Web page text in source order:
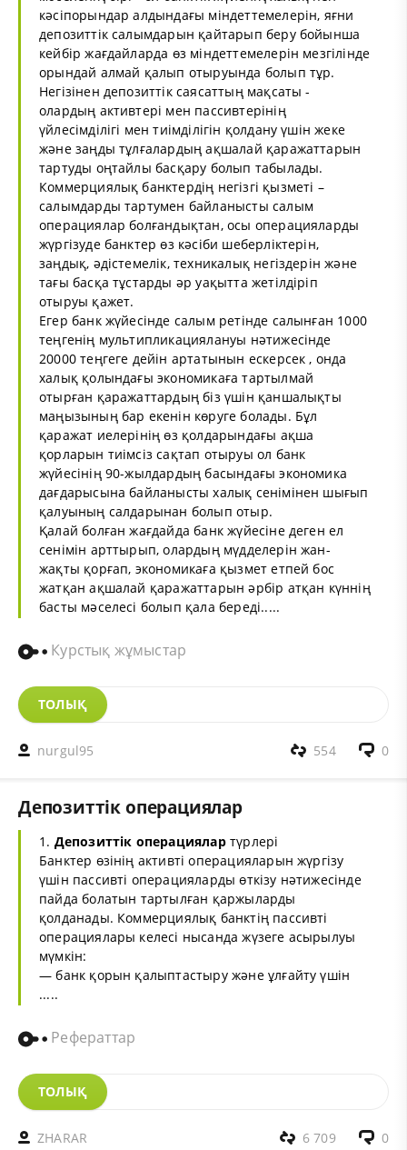
кәсіпорындар алдындағы міндеттемелерін, яғни
депозиттік салымдарын қайтарып беру бойынша
кейбір жағдайларда өз міндеттемелерін мезгілінде
орындай алмай қалып отыруында болып тұр.
Негізінен депозиттік саясаттың мақсаты -
олардың активтері мен пассивтерінің
үйлесімділігі мен тиімділігін қолдану үшін жеке
және заңды тұлғалардың ақшалай қаражаттарын
тартуды оңтайлы басқару болып табылады.
Коммерциялық банктердің негізгі қызметі –
салымдарды тартумен байланысты салым
операциялар болғандықтан, осы операцияларды
жүргізуде банктер өз кәсіби шеберліктерін,
заңдық, әдістемелік, техникалық негіздерін және
тағы басқа тұстарды әр уақытта жетілдіріп
отыруы қажет.
Егер банк жүйесінде салым ретінде салынған 1000
теңгенің мультипликациялануы нәтижесінде
20000 теңгеге дейін артатынын ескерсек , онда
халық қолындағы экономикаға тартылмай
отырған қаражаттардың біз үшін қаншалықты
маңызының бар екенін көруге болады. Бұл
қаражат иелерінің өз қолдарындағы ақша
қорларын тиімсіз сақтап отыруы ол банк
жүйесінің 90-жылдардың басындағы экономика
дағдарысына байланысты халық сенімінен шығып
қалуының салдарынан болып отыр.
Қалай болған жағдайда банк жүйесіне деген ел
сенімін арттырып, олардың мүдделерін жан-
жақты қорғап, экономикаға қызмет етпей бос
жатқан ақшалай қаражаттарын әрбір атқан күннің
басты мәселесі болып қала береді.....
Курстық жұмыстар
ТОЛЫҚ
nurgul95 0
554
Депозиттік операциялар
1. Депозиттік операциялартүрлері
Банктер өзінің активті операцияларын жүргізу
үшін пассивтi операцияларды өткізу нәтижесінде
пайда болатын тартылған қаржыларды
қолданады. Коммерциялық банктің пассивтi
операциялары келесi нысанда жүзеге асырылуы
мүмкiн:
— банк қорын қалыптастыру және ұлғайту үшін
.....
Рефераттар
ТОЛЫҚ
ZHARAR 0
6 709